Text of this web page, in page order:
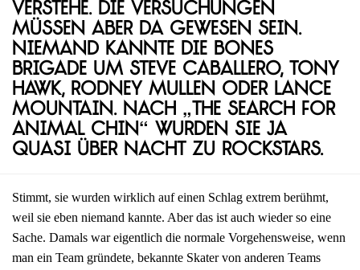
Verstehe. Die Versuchungen
müssen aber da gewesen sein.
Niemand kannte die Bones
Brigade um Steve Caballero, Tony
Hawk, Rodney Mullen oder Lance
Mountain. Nach „The Search for
Animal Chin“ wurden sie ja
quasi über Nacht zu Rockstars.
Stimmt, sie wurden wirklich auf einen Schlag extrem berühmt,
weil sie eben niemand kannte. Aber das ist auch wieder so eine
Sache. Damals war eigentlich die normale Vorgehensweise, wenn
man ein Team gründete, bekannte Skater von anderen Teams